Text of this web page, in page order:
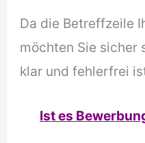
Da die Betreffzeile
möchten Sie sicher
klar und fehlerfrei
Ist es